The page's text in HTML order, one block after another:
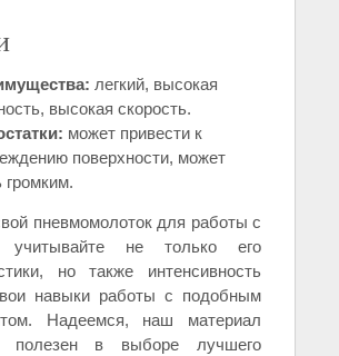
легкий, высокая
высокая скорость.
может привести к
поверхности, может
громким.
пневмомолоток для работы с
учитывайте не только его
но также интенсивность
навыки работы с подобным
Надеемся, наш материал
в выборе лучшего